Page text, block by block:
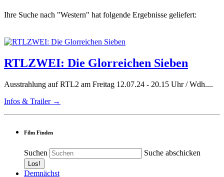
Ihre Suche nach "Western" hat folgende Ergebnisse geliefert:
RTLZWEI: Die Glorreichen Sieben
Ausstrahlung auf RTL2 am Freitag 12.07.24 - 20.15 Uhr / Wdh....
Infos & Trailer →
Film Finden
Suchen Suche abschicken
Demnächst